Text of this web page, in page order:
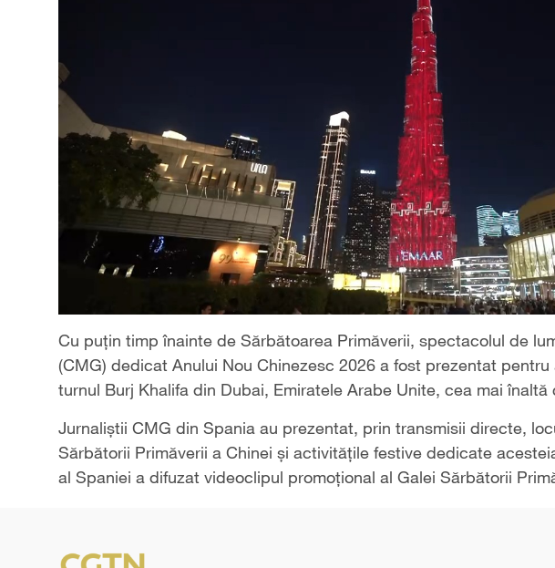
Cu puțin timp înainte de Sărbătoarea Primăverii, spectacolul de
(CMG) dedicat Anului Nou Chinezesc 2026 a fost prezentat
turnul Burj Khalifa din Dubai, Emiratele Arabe Unite, cea mai înaltă
Jurnaliștii CMG din Spania au prezentat, prin transmisii directe,
Sărbătorii Primăverii a Chinei și activitățile festive dedicate
al Spaniei a difuzat videoclipul promoțional al Galei Sărbătorii